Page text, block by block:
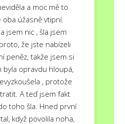
a moc mě to
oba úžasně vtipní.
jsem nic , šla jsem
že jste nabízeli
peněz, takže jsem si
byla opravdu hloupá,
, protože
A teď jsem fakt
toho šla. Hned první
když povolila noha,